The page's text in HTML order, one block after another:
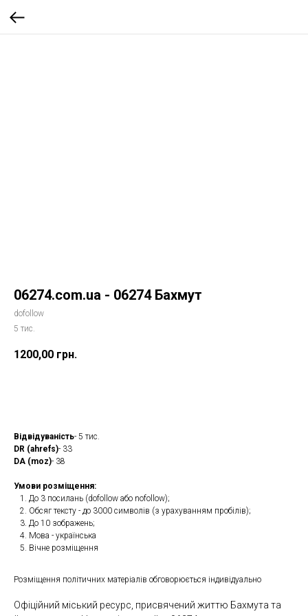
06274.com.ua - 06274 Бахмут
dofollow
5 тис.
1200,00 грн.
Відвідуваність- 5 тис.
DR (ahrefs)- 33
DA (moz)- 38
Умови розміщення:
До 3 посилань (dofollow або nofollow);
Обсяг тексту - до 3000 символів (з урахуванням пробілів);
До 10 зображень;
Мова - українська
Вічне розміщення
Розміщення політичних матеріалів обговорюється індивідуально
Офіційний міський ресурс, присвячений життю Бахмута та